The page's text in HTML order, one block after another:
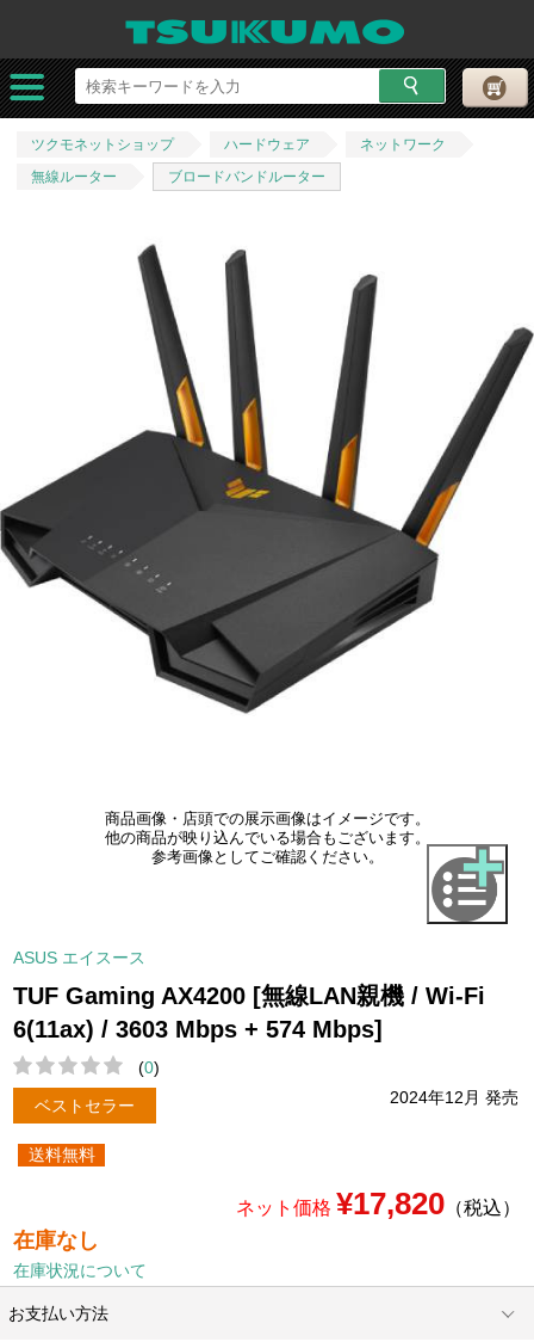
ツクモネットショップ ハードウェア
ネットワーク
無線ルーター
ブロードバンドルーター
商品画像・店頭での展示画像はイメージです。
他の商品が映り込んでいる場合もございます。
参考画像としてご確認ください。
ASUS エイスース
TUF Gaming AX4200 [無線LAN親機 / Wi-Fi
6(11ax) / 3603 Mbps + 574 Mbps]
(0)
ベストセラー
2024年12月 発売
送料無料
ネット価格 ¥17,820（税込）
在庫なし
在庫状況について
お支払い方法